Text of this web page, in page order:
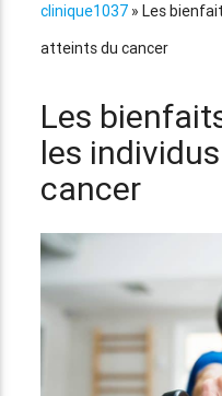
clinique1037 »Les
atteints du cancer
Les
les
cancer